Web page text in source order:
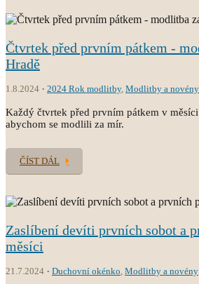
Čtvrtek před prvním pátkem -
Hradě
1.8.2024 2024 Rok modlitby, Modlitby a novény
Každý čtvrtek před prvním pátkem v měsíci
abychom se modlili za mír.
ČÍST DÁL
Zaslíbení devíti prvních sobot a
měsíci
21.7.2024 Duchovní okénko, Modlitby a novény